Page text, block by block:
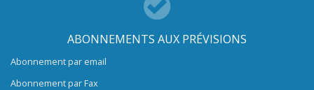
ABONNEMENTS AUX PRÉVISIONS
Abonnement par email
Abonnement par Fax